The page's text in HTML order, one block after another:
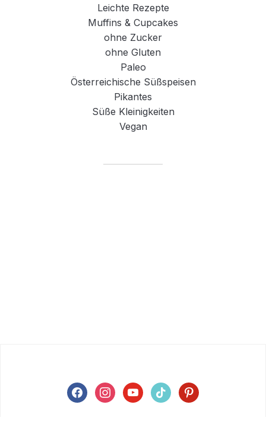
Leichte Rezepte
Muffins & Cupcakes
ohne Zucker
ohne Gluten
Paleo
Österreichische Süßspeisen
Pikantes
Süße Kleinigkeiten
Vegan
facebookinstagramyoutubetiktok pinterest